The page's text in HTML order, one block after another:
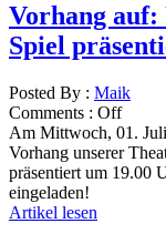
Vorhang auf:
Spiel
Posted By : Maik
Comments : Off
Am Mittwoch, 01.
Vorhang unserer
präsentiert um 19.00
eingeladen!
Artikel lesen